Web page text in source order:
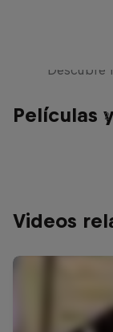
Películas
Descubre
2
Videos